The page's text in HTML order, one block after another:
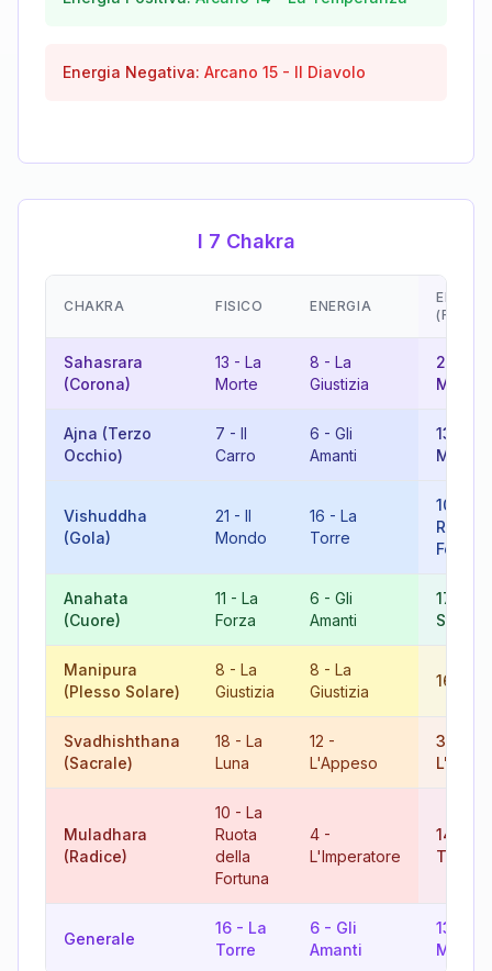
Energia Negativa: Arcano 15 - Il Diavolo
I 7 Chakra
CHAKRA FISICO ENERGIA
Sahasrara
(Corona)
13 - La
Morte
8 - La
Giustizia
21
Mondo
Ajna (Terzo
Occhio)
7 - Il
Carro
6 - Gli
Amanti
13
Morte
Vishuddha
(Gola)
21 - Il
Mondo
16 - La
Torre
10
Ruota
Anahata
(Cuore)
11 - La
Forza
6 - Gli
Amanti
17
Stella
Manipura
(Plesso Solare)
8 - La
Giustizia
8 - La
Giustizia
16
Svadhishthana
(Sacrale)
18 - La
Luna
12 -
L'Appeso
3
Muladhara
(Radice)
10 - La
Ruota
della
Fortuna
4 -
L'Imperatore
14
Generale
16 - La
Torre
6 - Gli
Amanti
13
Morte